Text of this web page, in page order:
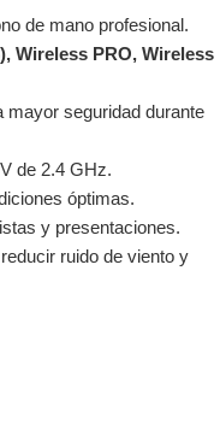
de mano profesional.
Wireless PRO, Wireless
mayor seguridad durante
de 2.4 GHz.
óptimas.
y presentaciones.
ruido de viento y